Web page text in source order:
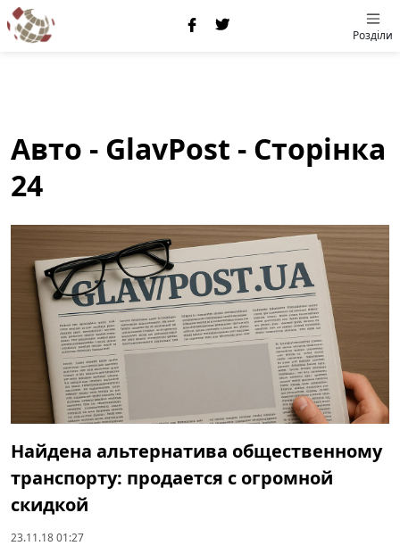
Розділи
Авто - GlavPost - Сторінка
24
Найдена альтернатива общественному
транспорту: продается с огромной
скидкой
23.11.18 01:27